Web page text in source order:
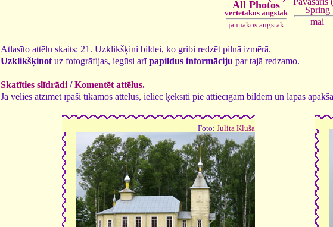
All Photos
vērtētākos augstāk
jaunākos augstāk
Spring
mai
Atlasīto attēlu skaits: 21. Uzklikšķini bildei, ko gribi redzēt pilnā izmērā.
Uzklikšķinot uz fotogrāfijas, iegūsi arīpapildus informāciju par tajā redzamo.
Skatīties slīdrādi /Komentēt attēlus.
Ja vēlies atzīmēt īpaši tīkamos attēlus, ieliec ķeksīti pie attiecīgām bildēm un lapas
Foto: Julita Kluša